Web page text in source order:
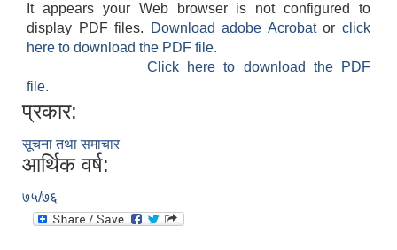
It appears your Web browser is not configured to
display PDF files.
Download adobe Acrobatorclick
here to download the PDF file.
Click here to download the PDF
file.
प्रकार:
सूचना तथा समाचार
आर्थिक वर्ष:
७५/७६